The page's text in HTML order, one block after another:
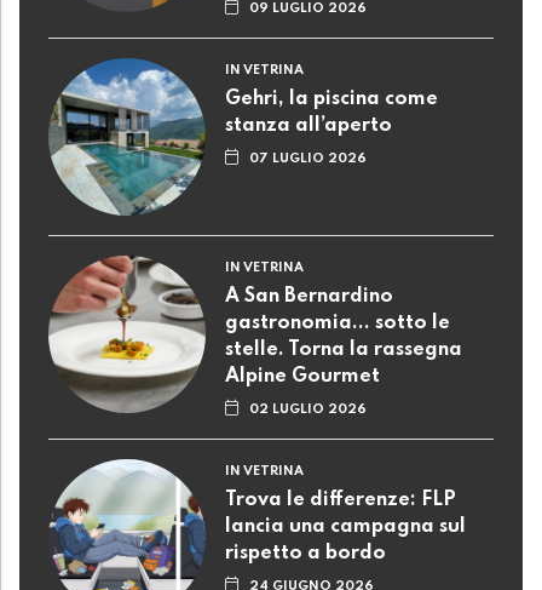
09 LUGLIO 2026
IN VETRINA
Gehri, la piscina come
stanza all’aperto
07 LUGLIO 2026
IN VETRINA
A San Bernardino
gastronomia... sotto le
stelle. Torna la rassegna
Alpine Gourmet
02 LUGLIO 2026
IN VETRINA
Trova le differenze: FLP
lancia una campagna sul
rispetto a bordo
24 GIUGNO 2026